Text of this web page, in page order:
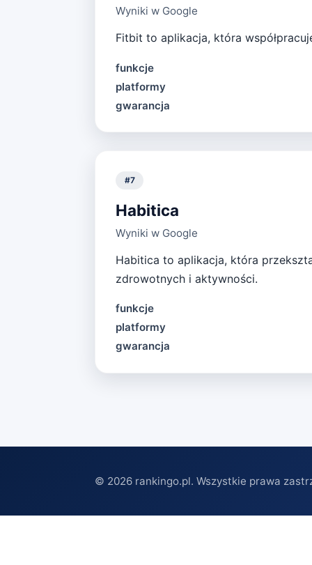
Wyniki w Google
Fitbit to aplikacja, która
funkcje
platformy
gwarancja
#7
Habitica
Wyniki w Google
Habitica to aplikacja, która
zdrowotnych i aktywności.
funkcje
platformy
gwarancja
© 2026 rankingo.pl. Wszystkie prawa